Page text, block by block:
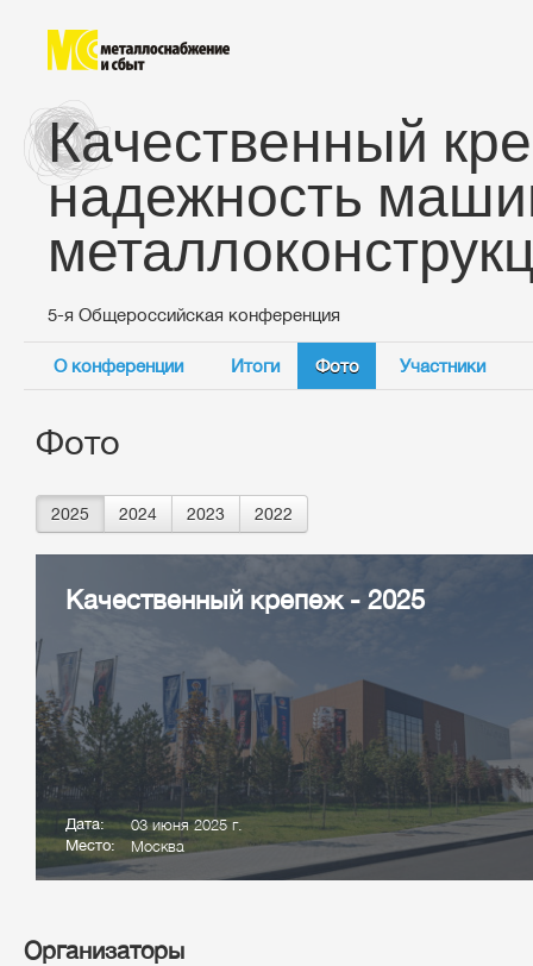
Качественный
надежность
5-я Общероссийская конференция
О конференции Итоги Фото Участники
Фото
2025 2024 2023 2022
Качественный крепеж - 2025
Дата: 03 июня 2025 г.
Место: Москва
Организаторы